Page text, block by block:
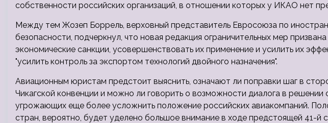
собственности российских организаций, в отношении которых у ИКАО нет
Между тем Жозеп Боррель, верховный представитель Евросоюза по
безопасности, подчеркнул, что новая редакция ограничительных мер
экономические санкции, усовершенствовать их применение и усилить их
"усилить контроль за экспортом технологий двойного назначения".
Авиационным юристам предстоит выяснить, означают ли поправки шаг в
Чикагской конвенции и можно ли говорить о возможности диалога в решении
угрожающих еще более усложнить положение российских авиакомпаний.
стран, вероятно, будет уделено большое внимание в ходе предстоящей 41-